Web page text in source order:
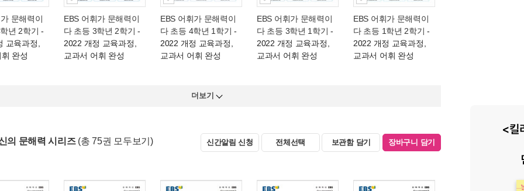
문해력이
년 2학기 -
교육과정,
완성
EBS 어휘가 문해력이
다 초등 3학년 2학기 -
2022 개정 교육과정,
교과서 어휘 완성
EBS 어휘가 문해력이
다 초등 4학년 1학기 -
2022 개정 교육과정,
교과서 어휘 완성
EBS 어휘가 문해력이
다 초등 3학년 1학기 -
2022 개정 교육과정,
교과서 어휘 완성
EBS 어휘가 문해력이
다 초등 1학년 2학기 -
2022 개정 교육과정,
교과서 어휘 완성
더보기
의 문해력 시리즈 (총 75권 모두보기) 신간알림 신청 전체선택 보관함 담기 장바구니 담기